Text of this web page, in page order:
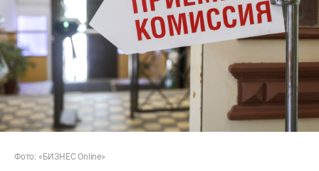
Фото: «БИЗНЕС Online»